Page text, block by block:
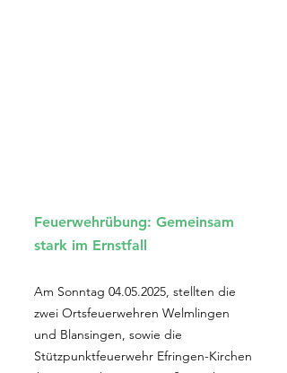
Feuerwehrübung: Gemeinsam
stark im Ernstfall
Am Sonntag 04.05.2025, stellten die
zwei Ortsfeuerwehren Welmlingen
und Blansingen, sowie die
Stützpunktfeuerwehr Efringen-Kirchen